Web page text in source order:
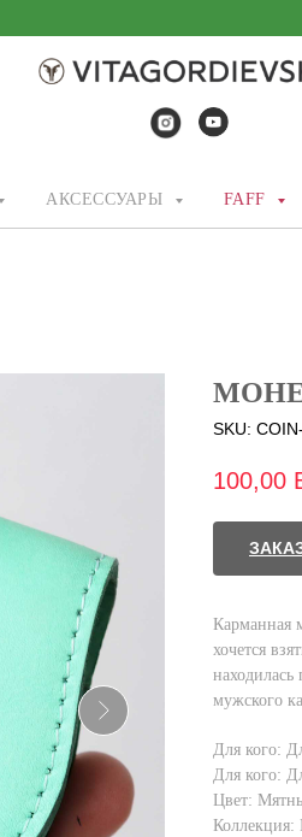
АКСЕССУАРЫ FAFF
SKU:
100,00
Карманная
хочется
мужского
Для кого:
Для кого:
Цвет: